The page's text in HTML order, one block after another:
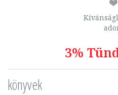
3%
könyvek